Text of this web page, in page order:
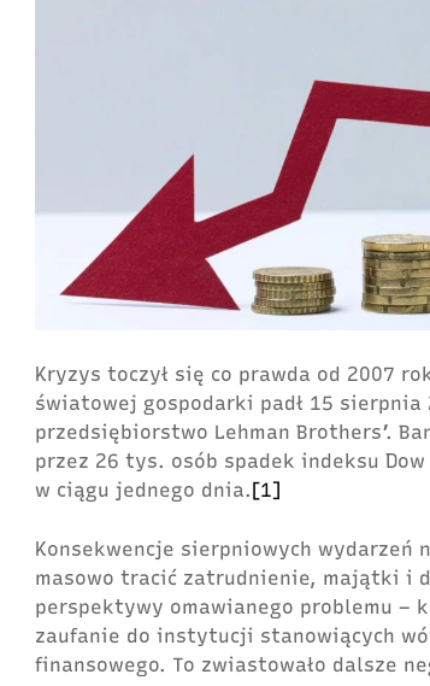
Kryzys toczył się co prawda od 2007
światowej gospodarki padł 15 sierpnia
przedsiębiorstwo Lehman Brothers’.
przez 26 tys. osób spadek indeksu
w ciągu jednego dnia.[1]
Konsekwencje sierpniowych wydarzeń
masowo tracić zatrudnienie, majątki i
perspektywy omawianego problemu –
zaufanie do instytucji stanowiących
finansowego. To zwiastowało dalsze